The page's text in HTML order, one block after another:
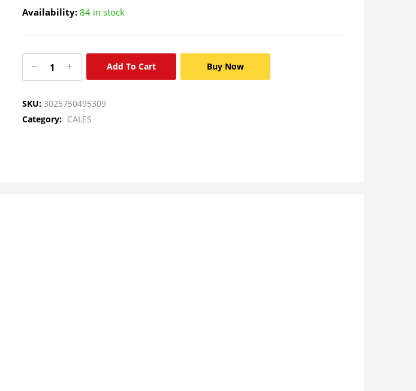
Availability: 84 in stock
Add To Cart Buy Now
SKU: 3025750495309
Category: CALES